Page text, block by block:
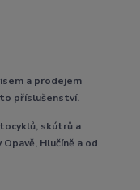
a prodejem
příslušenství.
skútrů a
Hlučíně a od